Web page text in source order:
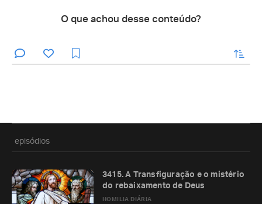
O que achou desse conteúdo?
enviar
episódios
HOMILIA DIÁRIA
3415. A Transfiguração e o mistério
do rebaixamento de Deus